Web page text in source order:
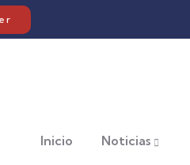
Inicio Noticias